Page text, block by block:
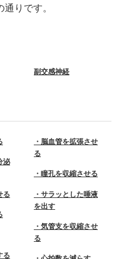
りです。
副交感神経
泌
る
る
・脳血管を拡張させ
る
・瞳孔を収縮させる
・サラッとした唾液
を出す
・気管支を収縮させ
る